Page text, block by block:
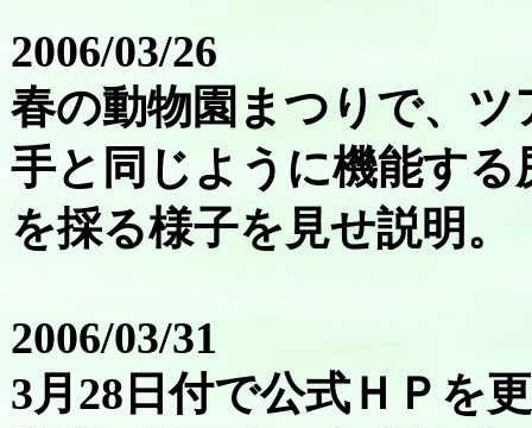
2006/03/26
春の動物園まつりで、
手と同じように機能す
を採る様子を見せ説明。
2006/03/31
3月28日付で公式ＨＰを